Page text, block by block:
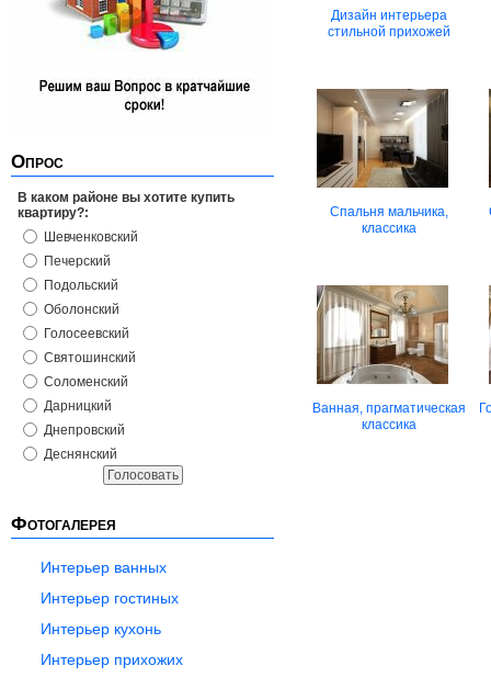
Опрос
В каком районе вы хотите купить
квартиру?:
Шевченковский
Печерский
Подольский
Оболонский
Голосеевский
Святошинский
Соломенский
Дарницкий
Днепровский
Деснянский
Фотогалерея
Интерьер ванных
Интерьер гостиных
Интерьер кухонь
Интерьер прихожих
Дизайн интерьера
стильной прихожей
Спальня мальчика,
классика
Ванная, прагматическая
классика